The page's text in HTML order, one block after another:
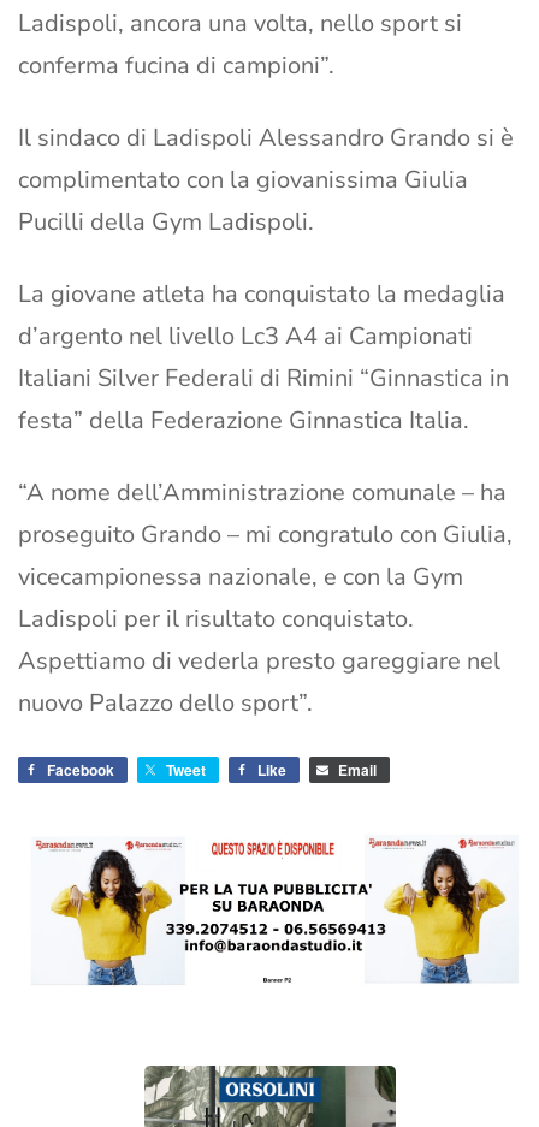
Ladispoli, ancora una volta, nello sport si
conferma fucina di campioni”.
Il sindaco di Ladispoli Alessandro Grando si è
complimentato con la giovanissima Giulia
Pucilli della Gym Ladispoli.
La giovane atleta ha conquistato la medaglia
d’argento nel livello Lc3 A4 ai Campionati
Italiani Silver Federali di Rimini “Ginnastica in
festa” della Federazione Ginnastica Italia.
“A nome dell’Amministrazione comunale – ha
proseguito Grando – mi congratulo con Giulia,
vicecampionessa nazionale, e con la Gym
Ladispoli per il risultato conquistato.
Aspettiamo di vederla presto gareggiare nel
nuovo Palazzo dello sport”.
Facebook Tweet Like Email